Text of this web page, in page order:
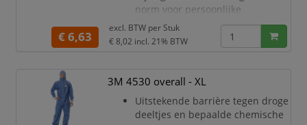
norm voor persoonlijke
beschermingsmiddelen (PPE)
categorie III, type 5/6
Uitstekende barrière tegen droge
spetters (CE Type 5/6)
materiaal
Tweerichtingsrits met stormflap
€ 6,63
excl. BTW per Stuk
€ 8,02 incl. 21% BTW
3M 4530 overall - XL
Uitstekende barrière tegen droge
deeltjes en bepaalde chemische